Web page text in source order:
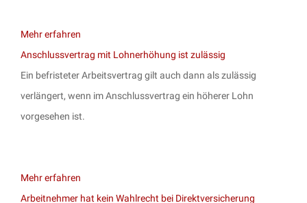
Mehr erfahren
Anschlussvertrag mit Lohnerhöhung ist zulässig
Ein befristeter Arbeitsvertrag gilt auch dann als zulässig
verlängert, wenn im Anschlussvertrag ein höherer Lohn
vorgesehen ist.
Mehr erfahren
Arbeitnehmer hat kein Wahlrecht bei Direktversicherung